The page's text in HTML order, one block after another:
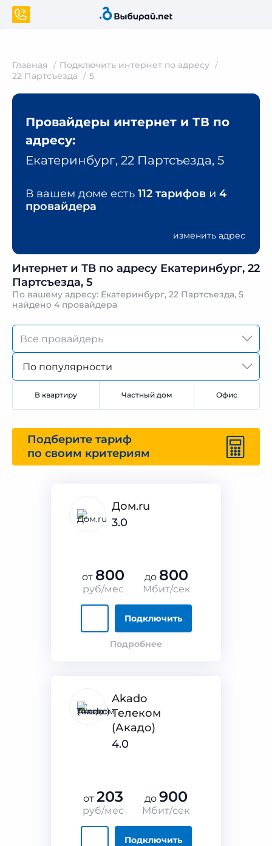
Главная
Подключить интернет по адресу
22 Партсъезда
5
изменить адрес
Провайдеры интернет и ТВ по
адресу:
Екатеринбург, 22 Партсъезда, 5
В вашем доме есть 112 тарифов и 4
провайдера
Интернет и ТВ по адресу Екатеринбург, 22
Партсъезда, 5
По вашему адресу: Екатеринбург, 22 Партсъезда, 5
найдено 4 провайдера
По популярности
В квартиру Частный дом Офис
Подберите тариф
по своим критериям
Дом.ru
3.0
от 800
руб/мес
до 800
Мбит/сек
Подключить
Подробнее
Akado
Телеком
(Акадо)
4.0
от 203
руб/мес
до 900
Мбит/сек
Подключить